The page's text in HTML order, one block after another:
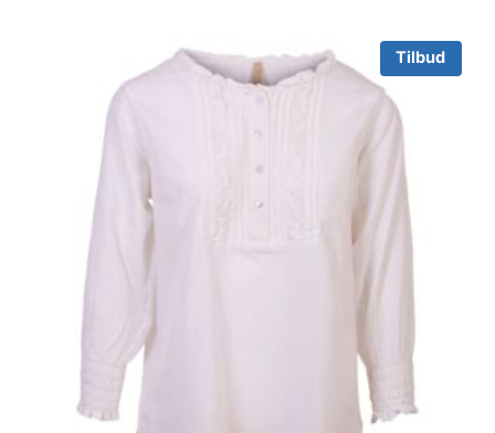
Tilbud